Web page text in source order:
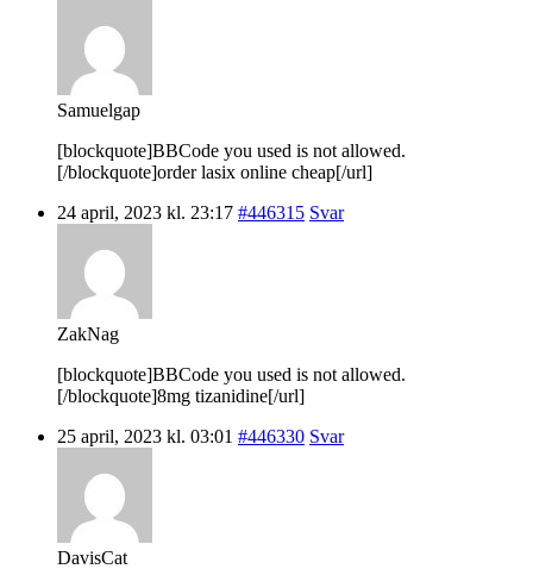
Samuelgap
[blockquote]BBCode you used is not allowed.
[/blockquote]order lasix online cheap[/url]
24 april, 2023 kl. 23:17 #446315 Svar
ZakNag
[blockquote]BBCode you used is not allowed.
[/blockquote]8mg tizanidine[/url]
25 april, 2023 kl. 03:01 #446330 Svar
DavisCat